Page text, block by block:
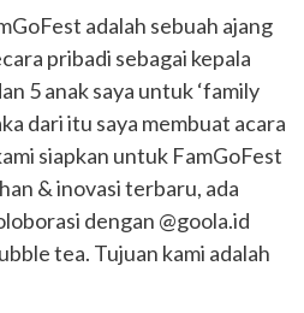
adalah sebuah ajang
pribadi sebagai kepala
5 anak saya untuk ‘family
dari itu saya membuat acara
siapkan untuk FamGoFest
& inovasi terbaru, ada
dengan @goola.id
tea. Tujuan kami adalah